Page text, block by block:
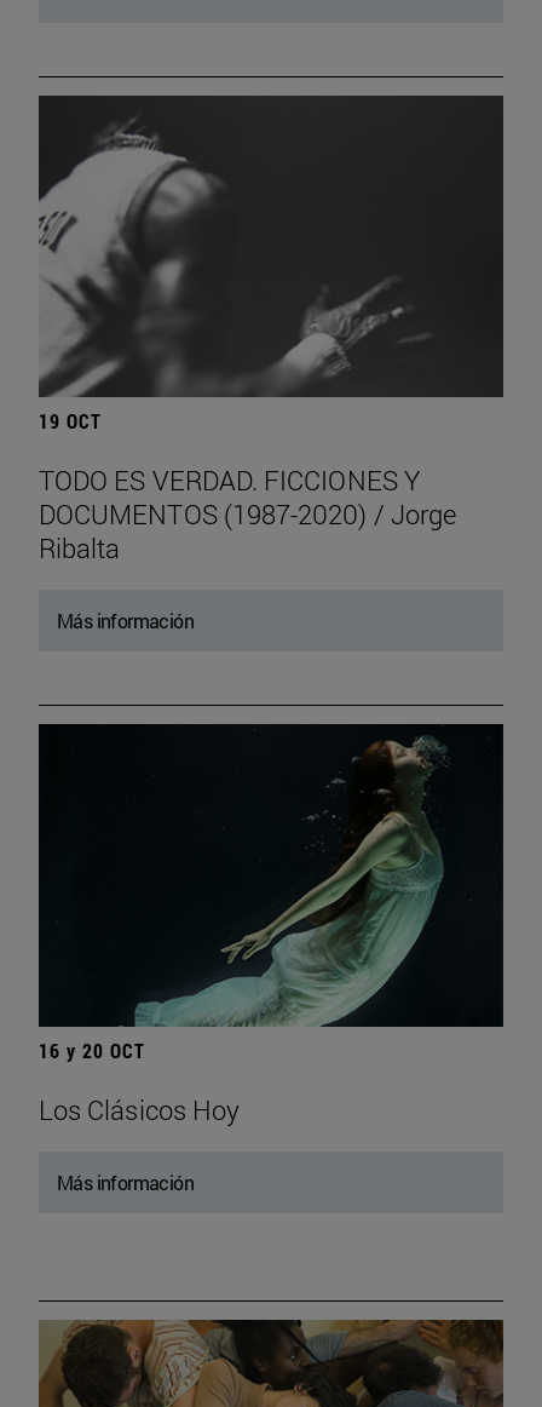
19 OCT
TODO ES VERDAD. FICCIONES Y
DOCUMENTOS (1987-2020) / Jorge
Ribalta
Más información
16 y 20 OCT
Los Clásicos Hoy
Más información